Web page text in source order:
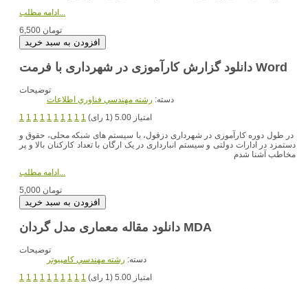
ادامه مطلب...
6,500 تومان
دانلود گزارش کارآموزی در شهرداری با فرمت Word
توضیحات
دسته: رشته مهندسي فناوري اطلاعات
1 1 1 1 1 1 1 1 1 1
امتیاز 5.00 (1 رای)
در طول دوره کارآموزی در شهرداری دزفول، با سیستم های شبکه محلی، حقوق و
دستمزد در ادارات دولتی و سیستم انبارداری در یک ارگان با تعداد کارکنان بالا و پر
مخاطب آشنا شدم
5,000 تومان
دانلود مقاله معماری مدل گردان MDA
توضیحات
دسته: رشته مهندسي کامپيوتر
1 1 1 1 1 1 1 1 1 1
امتیاز 5.00 (1 رای)